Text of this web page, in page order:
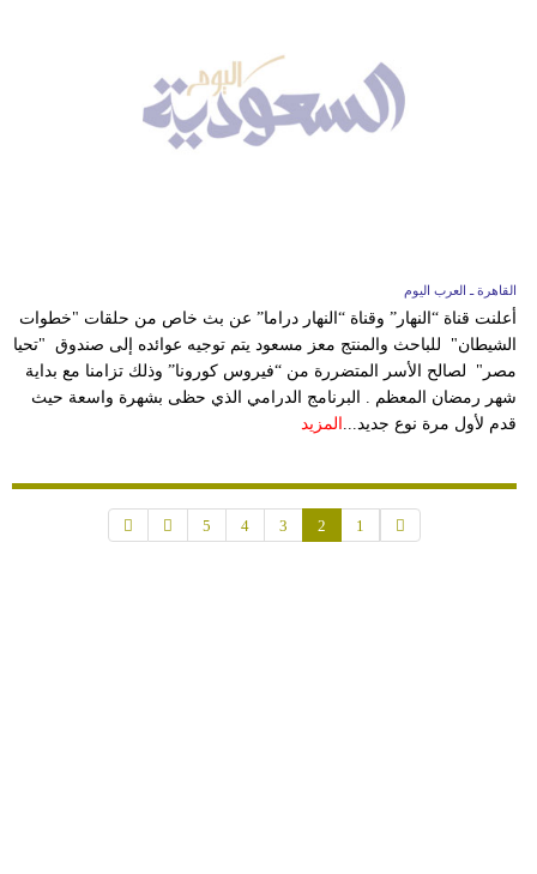
القاهرة ـ العرب اليوم
أعلنت قناة “النهار” وقناة “النهار دراما” عن بث خاص من حلقات "خطوات
الشيطان" للباحث والمنتج معز مسعود يتم توجيه عوائده إلى صندوق "تحيا
مصر" لصالح الأسر المتضررة من “فيروس كورونا” وذلك تزامنا مع بداية
شهر رمضان المعظم . البرنامج الدرامي الذي حظى بشهرة واسعة حيث
قدم لأول مرة نوع جديد... المزيد
1
2
3
4
5